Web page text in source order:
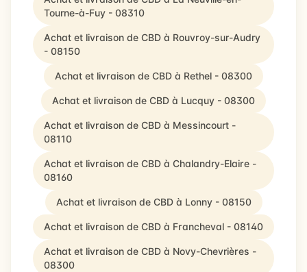
Tourne-à-Fuy - 08310
Achat et livraison de CBD à Rouvroy-sur-Audry
- 08150
Achat et livraison de CBD à Rethel - 08300
Achat et livraison de CBD à Lucquy - 08300
Achat et livraison de CBD à Messincourt -
08110
Achat et livraison de CBD à Chalandry-Elaire -
08160
Achat et livraison de CBD à Lonny - 08150
Achat et livraison de CBD à Francheval - 08140
Achat et livraison de CBD à Novy-Chevrières -
08300